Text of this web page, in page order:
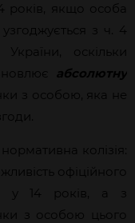
років, якщо особа
з ч. 4
оскільки
абсолютну
з особою, яка не
колізія:
офіційного
у 14 років, а з
з особою цього